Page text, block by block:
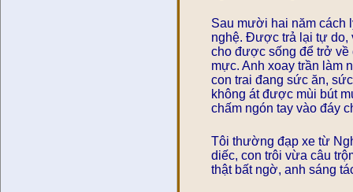
Sau mười hai năm cách
nghệ. Được trả lại tự do,
cho được sống để trở về
mực. Anh xoay trần làm
con trai đang sức ăn,
không át được mùi bút
chấm ngón tay vào đáy
Tôi thường đạp xe từ
diếc, con trôi vừa câu
thật bất ngờ, anh sáng